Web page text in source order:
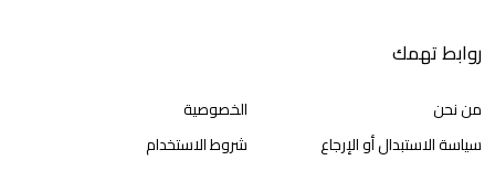
روابط تهمك
من نحن
الخصوصية
سياسة الاستبدال أو الإرجاع
شروط الاستخدام